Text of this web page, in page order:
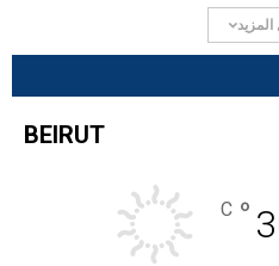
BEIRUT
°
C